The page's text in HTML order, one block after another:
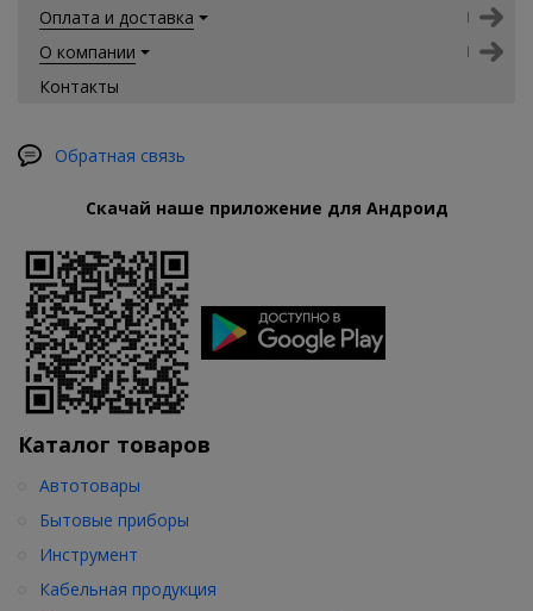
Оплата и доставка
О компании
Контакты
Обратная связь
Скачай наше приложение для Андроид
Каталог товаров
Автотовары
Бытовые приборы
Инструмент
Кабельная продукция